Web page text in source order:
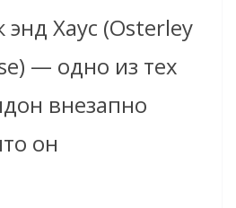
Хаус (Osterley
— одно из тех
внезапно
он